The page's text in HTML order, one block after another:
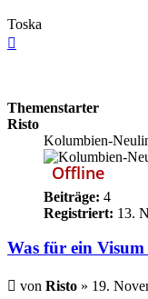
Toska
Themenstarter
Risto
Kolumbien-
Offline
Beiträge: 4
Registriert: 13.
Was für ein
Beitrag
von Risto » 19.